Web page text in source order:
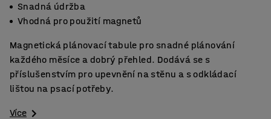
Snadná údržba
Vhodná pro použití magnetů
Magnetická plánovací tabule pro snadné plánování
každého měsíce a dobrý přehled. Dodává se s
příslušenstvím pro upevnění na stěnu a s odkládací
lištou na psací potřeby.
Více